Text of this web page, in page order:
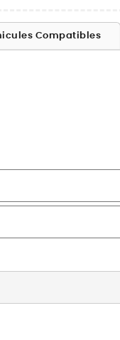
Compatibles